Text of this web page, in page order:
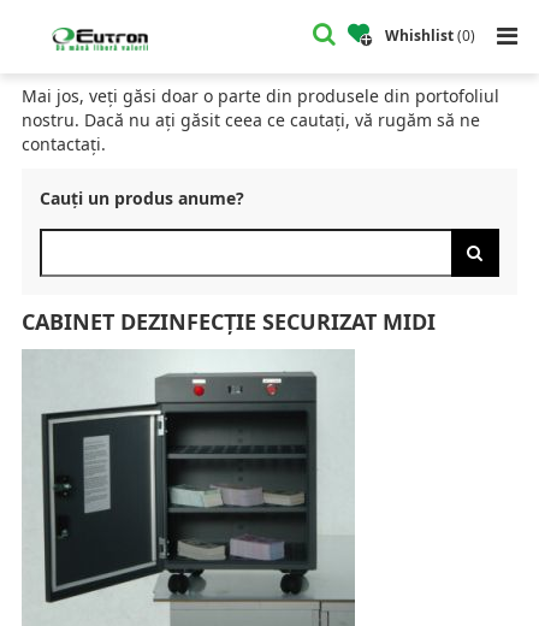
Whishlist(0)
CATALOG
Mai jos, veți găsi doar o parte din produsele din portofoliul
nostru. Dacă nu ați găsit ceea ce cautați, vă rugăm să ne
contactați.
Cauți un produs anume?
CABINET DEZINFECȚIE SECURIZAT MIDI